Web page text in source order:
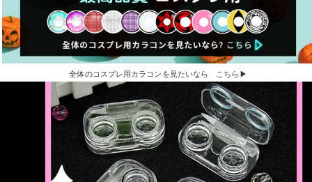
全体のコスプレ用カラコンを見たいなら こちら▶